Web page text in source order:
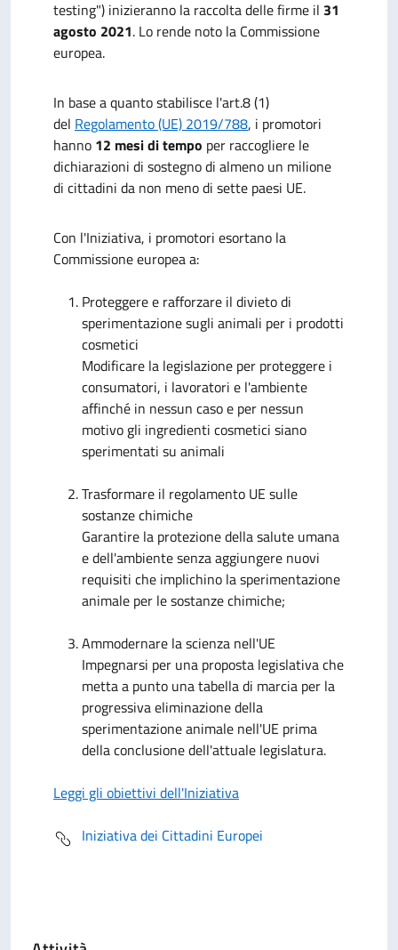
testing") inizieranno la raccolta delle firme il 31
agosto 2021. Lo rende noto la Commissione
europea.
In base a quanto stabilisce l'art.8 (1)
del Regolamento (UE) 2019/788, i promotori
hanno 12 mesi di tempo per raccogliere le
dichiarazioni di sostegno di almeno un milione
di cittadini da non meno di sette paesi UE.
Con l'Iniziativa, i promotori esortano la
Commissione europea a:
Proteggere e rafforzare il divieto di
sperimentazione sugli animali per i prodotti
cosmetici
Modificare la legislazione per proteggere i
consumatori, i lavoratori e l'ambiente
affinché in nessun caso e per nessun
motivo gli ingredienti cosmetici siano
sperimentati su animali
Trasformare il regolamento UE sulle
sostanze chimiche
Garantire la protezione della salute umana
e dell'ambiente senza aggiungere nuovi
requisiti che implichino la sperimentazione
animale per le sostanze chimiche;
Ammodernare la scienza nell'UE
Impegnarsi per una proposta legislativa che
metta a punto una tabella di marcia per la
progressiva eliminazione della
sperimentazione animale nell'UE prima
della conclusione dell'attuale legislatura.
Leggi gli obiettivi dell'Iniziativa
Iniziativa dei Cittadini Europei